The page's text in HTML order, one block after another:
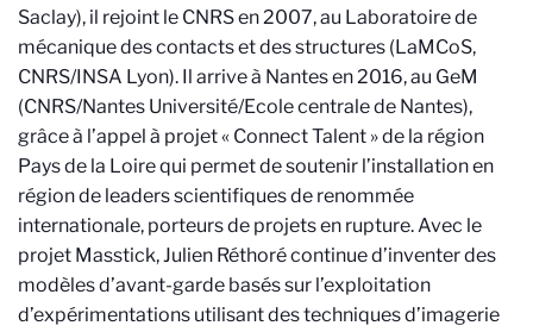
Saclay), il rejoint le CNRS en 2007, au Laboratoire de
mécanique des contacts et des structures (LaMCoS,
CNRS/INSA Lyon). Il arrive à Nantes en 2016, au GeM
(CNRS/Nantes Université/Ecole centrale de Nantes),
grâce à l’appel à projet « Connect Talent » de la région
Pays de la Loire qui permet de soutenir l’installation en
région de leaders scientifiques de renommée
internationale, porteurs de projets en rupture. Avec le
projet Masstick, Julien Réthoré continue d’inventer des
modèles d’avant-garde basés sur l’exploitation
d’expérimentations utilisant des techniques d’imagerie